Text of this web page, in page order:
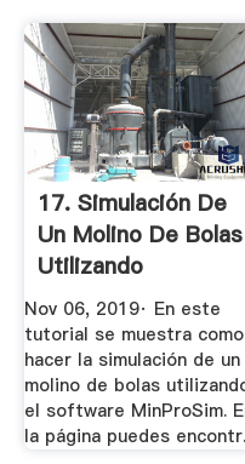
17. Simulación De
Un Molino De Bolas
Utilizando
MinProSim ...
Nov 06, 2019· En este
tutorial se muestra como
hacer la simulación de un
molino de bolas
el software MinProSim.
la página puedes